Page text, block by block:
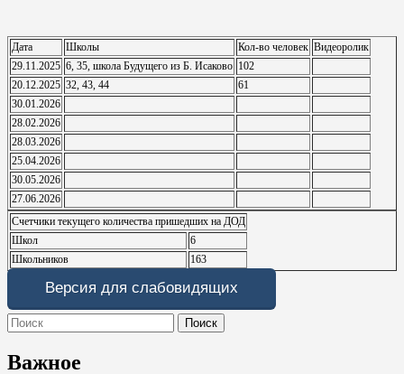
Дата Школы Кол-во человек Видеоролик
29.11.2025 6, 35, школа Будущего из Б. Исаково 102
20.12.2025 32, 43, 44
61
30.01.2026
28.02.2026
28.03.2026
25.04.2026
30.05.2026
27.06.2026
Счетчики текущего количества пришедших на ДОД
Школ
6
Школьников
163
Версия для слабовидящих
Search
for:
Важное